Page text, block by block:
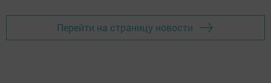
Перейти на страницу новости